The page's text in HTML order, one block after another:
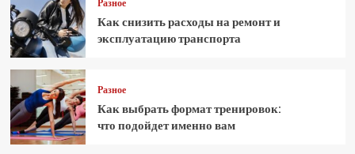
Разное
Как снизить расходы на ремонт и
эксплуатацию транспорта
Разное
Как выбрать формат тренировок:
что подойдет именно вам